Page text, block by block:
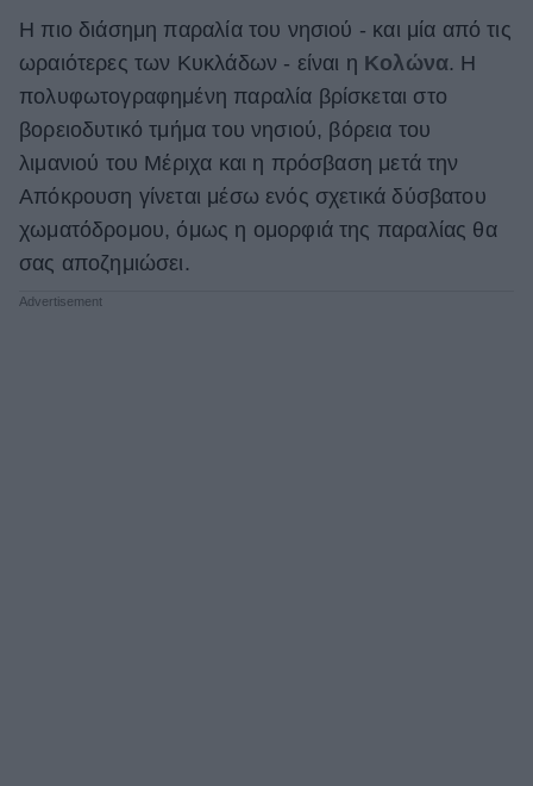
Hautes Grecians
Γάμος
Market News
Η πιο διάσημη παραλία του νησιού - και μία από τις
ωραιότερες των Κυκλάδων - είναι η Κολώνα. Η
πολυφωτογραφημένη παραλία βρίσκεται στο
βορειοδυτικό τμήμα του νησιού, βόρεια του
λιμανιού του Μέριχα και η πρόσβαση μετά την
Απόκρουση γίνεται μέσω ενός σχετικά δύσβατου
χωματόδρομου, όμως η ομορφιά της παραλίας θα
σας αποζημιώσει.